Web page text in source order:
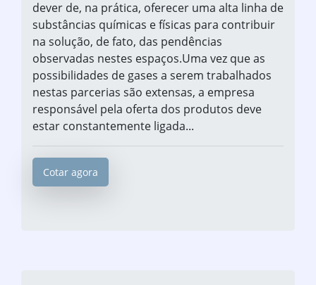
dever de, na prática, oferecer uma alta linha de
substâncias químicas e físicas para contribuir
na solução, de fato, das pendências
observadas nestes espaços.Uma vez que as
possibilidades de gases a serem trabalhados
nestas parcerias são extensas, a empresa
responsável pela oferta dos produtos deve
estar constantemente ligada...
Cotar agora